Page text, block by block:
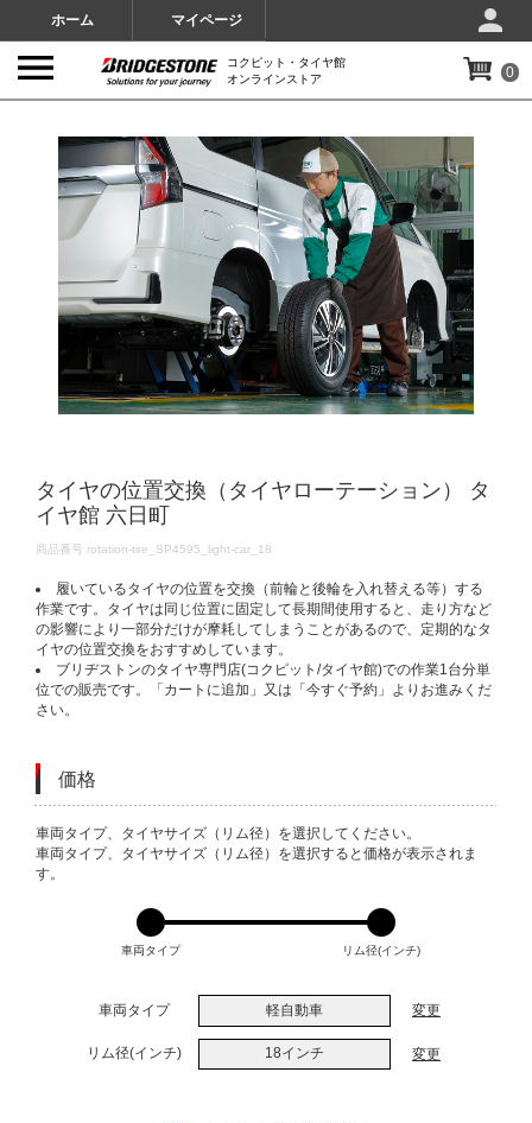
ホーム マイページ
コクピット・タイヤ館
オンラインストア
0
タイヤの位置交換（タイヤローテーション） タ
イヤ館 六日町
DETAILS
商品番号 rotation-tire_SP4595_light-car_18
履いているタイヤの位置を交換（前輪と後輪を入れ替える等）する
作業です。タイヤは同じ位置に固定して長期間使用すると、走り方など
の影響により一部分だけが摩耗してしまうことがあるので、定期的なタ
イヤの位置交換をおすすめしています。
ブリヂストンのタイヤ専門店(コクピット/タイヤ館)での作業1台分単
位での販売です。「カートに追加」又は「今すぐ予約」よりお進みくだ
さい。
価格
VARIATIONS
車両タイプ、タイヤサイズ（リム径）を選択してください。
車両タイプ、タイヤサイズ（リム径）を選択すると価格が表示されま
す。
車両タイプ リム径(インチ)
車両タイプ 軽自動車 変更
リム径(インチ) 18インチ 変更